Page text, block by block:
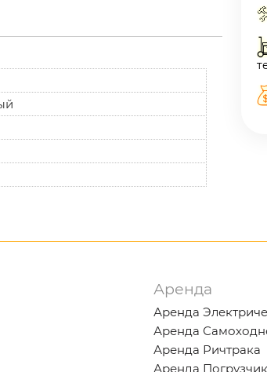
Аренда
Аренда
Аренда
Аренда Ричтрака
Аренда